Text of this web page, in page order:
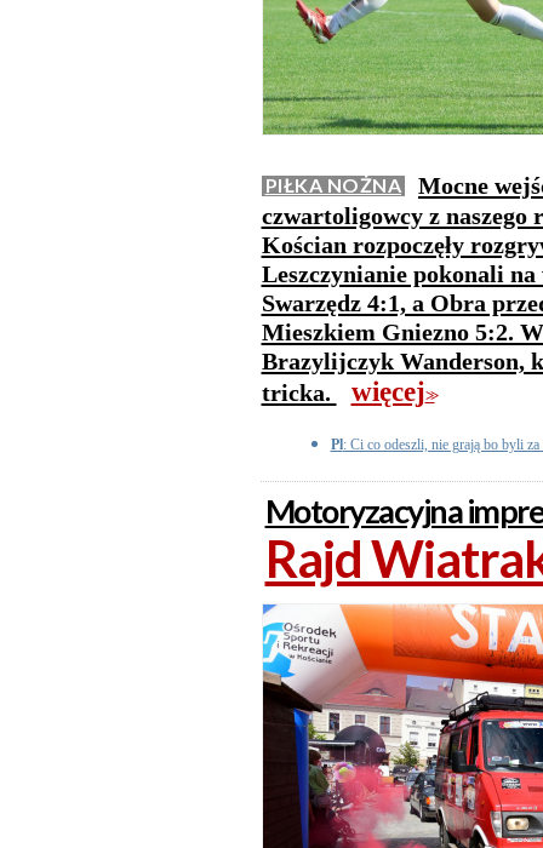
PIŁKA NOŻNA
Mocne
czwartoligowcy z naszego
Kościan rozpoczęły
Leszczynianie pokonali
Swarzędz 4:1, a Obra
Mieszkiem Gniezno 5:2.
Brazylijczyk Wanderson,
tricka.
więcej>>
Pl: Ci co odeszli, nie grają bo byli za
Motoryzacyjna
Rajd